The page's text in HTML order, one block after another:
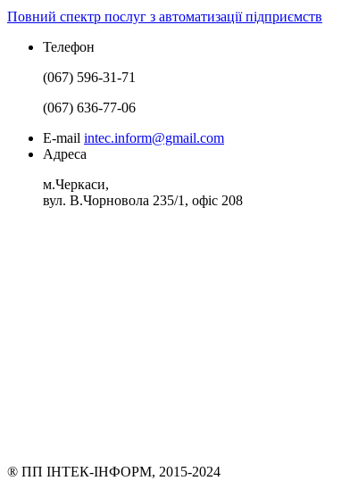
Повний спектр послуг з автоматизації підприємств
Телефон
(067) 596-31-71
(067) 636-77-06
E-mail intec.inform@gmail.com
Адреса
м.Черкаси,
вул. В.Чорновола 235/1, офіс 208
® ПП ІНТЕК-ІНФОРМ, 2015-2024